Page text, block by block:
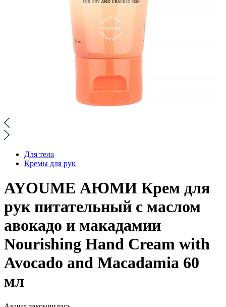
Для тела
Кремы для рук
AYOUME АЮМИ Крем для
рук питательный с маслом
авокадо и макадамии
Nourishing Hand Cream with
Avocado and Macadamia 60
мл